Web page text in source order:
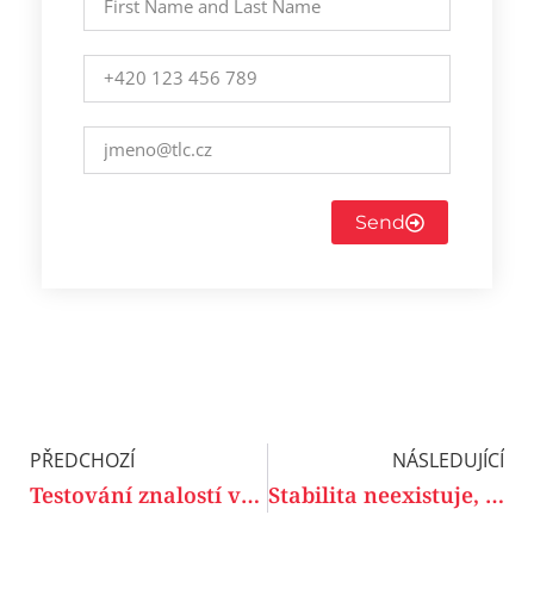
Send
PŘEDCHOZÍ
Testování znalostí ve firemních kurzech angličtiny pro dospělé – cesta ke zdokonalení
NÁSLEDUJÍCÍ
Stabilita neexistuje, lektoři mají svobodu. A proč je to víc než multisportka